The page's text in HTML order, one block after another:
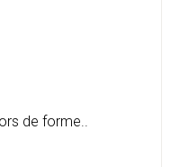
de forme..